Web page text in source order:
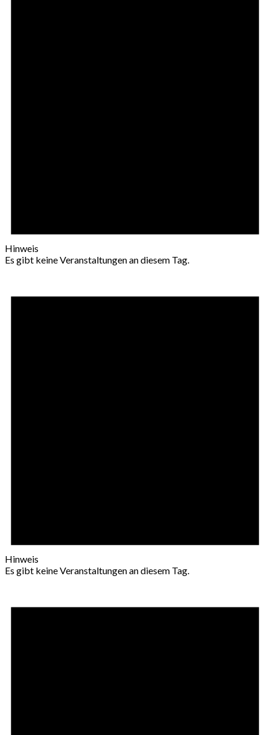
Hinweis
Es gibt keine Veranstaltungen an diesem Tag.
Hinweis
Es gibt keine Veranstaltungen an diesem Tag.